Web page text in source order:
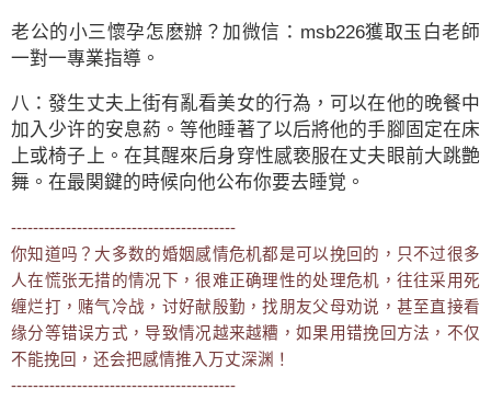
老公的小三懷孕怎麽辦？加微信：msb226獲取玉白老師
一對一專業指導。
八：發生丈夫上街有亂看美女的行為，可以在他的晚餐中
加入少许的安息葯。等他睡著了以后將他的手腳固定在床
上或椅子上。在其醒來后身穿性感亵服在丈夫眼前大跳艶
舞。在最関鍵的時候向他公布你要去睡覚。
-----------------------------------------
你知道吗？大多数的婚姻感情危机都是可以挽回的，只不过很多
人在慌张无措的情况下，很难正确理性的处理危机，往往采用死
缠烂打，赌气冷战，讨好献殷勤，找朋友父母劝说，甚至直接看
缘分等错误方式，导致情况越来越糟，如果用错挽回方法，不仅
不能挽回，还会把感情推入万丈深渊！
-----------------------------------------